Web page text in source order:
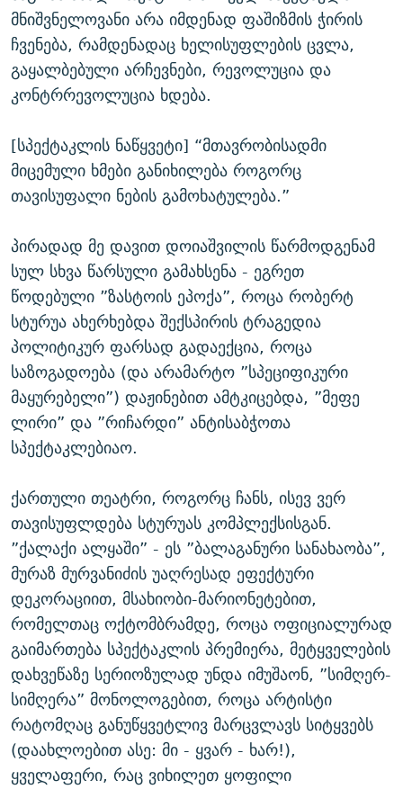
მნიშვნელოვანი არა იმდენად ფაშიზმის ჭირის
ჩვენება, რამდენადაც ხელისუფლების ცვლა,
გაყალბებული არჩევნები, რევოლუცია და
კონტრრევოლუცია ხდება.
[სპექტაკლის ნაწყვეტი] “მთავრობისადმი
მიცემული ხმები განიხილება როგორც
თავისუფალი ნების გამოხატულება.”
პირადად მე დავით დოიაშვილის წარმოდგენამ
სულ სხვა წარსული გამახსენა - ეგრეთ
წოდებული ”ზასტოის ეპოქა”, როცა რობერტ
სტურუა ახერხებდა შექსპირის ტრაგედია
პოლიტიკურ ფარსად გადაექცია, როცა
საზოგადოება (და არამარტო ”სპეციფიკური
მაყურებელი”) დაჟინებით ამტკიცებდა, ”მეფე
ლირი” და ”რიჩარდი” ანტისაბჭოთა
სპექტაკლებიაო.
ქართული თეატრი, როგორც ჩანს, ისევ ვერ
თავისუფლდება სტურუას კომპლექსისგან.
”ქალაქი ალყაში” - ეს ”ბალაგანური სანახაობა”,
მურაზ მურვანიძის უაღრესად ეფექტური
დეკორაციით, მსახიობი-მარიონეტებით,
რომელთაც ოქტომბრამდე, როცა ოფიციალურად
გაიმართება სპექტაკლის პრემიერა, მეტყველების
დახვეწაზე სერიოზულად უნდა იმუშაონ, ”სიმღერ-
სიმღერა” მონოლოგებით, როცა არტისტი
რატომღაც განუწყვეტლივ მარცვლავს სიტყვებს
(დაახლოებით ასე: მი - ყვარ - ხარ!),
ყველაფერი, რაც ვიხილეთ ყოფილი